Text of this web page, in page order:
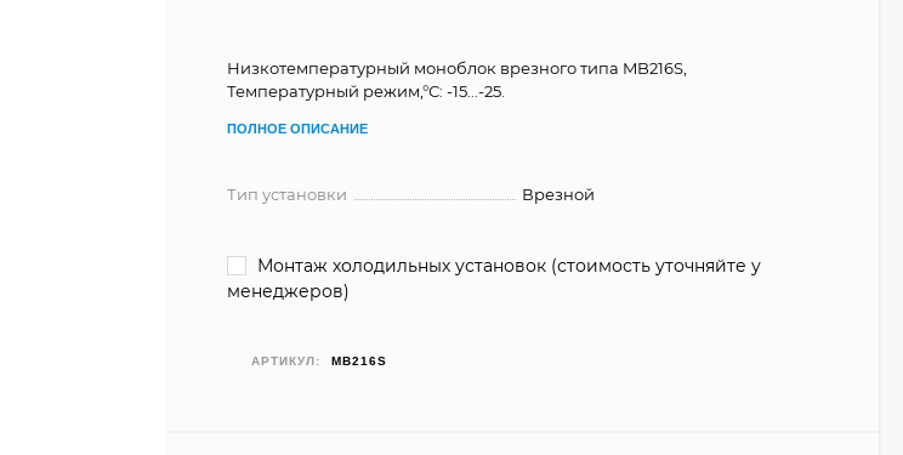
Низкотемпературный моноблок врезного типа MB216S,
Температурный режим,°С: -15...-25.
ПОЛНОЕ ОПИСАНИЕ
Тип установки Врезной
Монтаж холодильных установок (стоимость уточняйте у
менеджеров)
АРТИКУЛ: MB216S